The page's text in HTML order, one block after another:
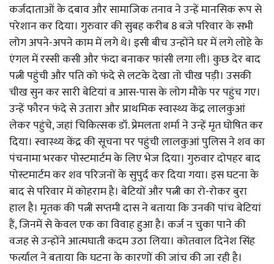
कर्जदाताओं के दबाव और सामाजिक तनाव ने उन्हें मानसिक रूप से
परेशान कर दिया। गुरुवार की सुबह करीब 8 बजे परिवार के सभी
लोग अपने-अपने काम में लगे थे। इसी बीच उन्होंने घर में लगे लोहे के
एंगल में रस्सी कसी और फंदा बनाकर फांसी लगा ली। कुछ देर बाद
पत्नी पहुंची और पति को फंदे से लटके देखा तो चीख पड़ी। उसकी
चीख सुन कर सारी बेटियां व आस-पास के लोग मौके पर पहुंच गए।
उन्हें फौरन फंदे से उतारा और प्राथमिक स्वास्थ्य केंद्र लालकुआं
लेकर पहुंचे, जहां चिकित्सक डॉ. प्रेमलता शर्मा ने उन्हें मृत घोषित कर
दिया। स्वास्थ्य केंद्र की सूचना पर पहुंची लालकुआं पुलिस ने शव का
पंचनामा भरकर पोस्टमार्टम के लिए भेज दिया। गुरुवार दोपहर बाद
पोस्टमार्टम कर शव परिजनों के सुपुर्द कर दिया गया। इस घटना के
बाद से परिवार में कोहराम है। बेटियों और पत्नी का रो-रोकर बुरा
हाल है। मृतक की पत्नी सप्तमी दास ने बताया कि उनकी पांच बेटियां
हैं, जिनमें से केवल एक का विवाह हुआ है। कर्ज न चुका पाने की
वजह से उन्होंने आत्मघाती कदम उठा लिया। कोतवाल दिनेश सिंह
फर्त्याल ने बताया कि घटना के कारणों की जांच की जा रही है।